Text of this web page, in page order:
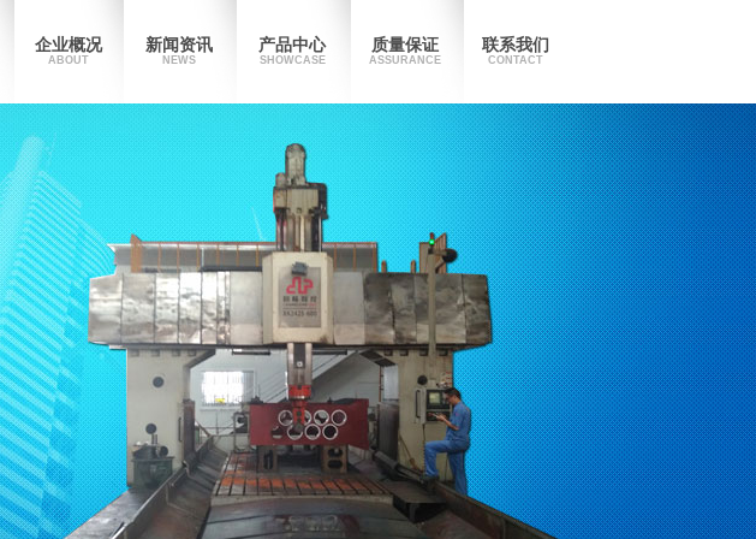
企业概况
ABOUT
新闻资讯
NEWS
产品中心
SHOWCASE
质量保证
ASSURANCE
联系我们
CONTACT